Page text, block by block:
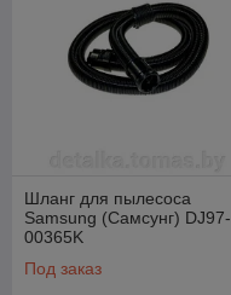
Шланг для пылесоса
Samsung (Самсунг) DJ97-
00365K
Под заказ